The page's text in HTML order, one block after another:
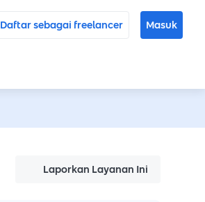
Daftar sebagai freelancer Masuk
Laporkan Layanan Ini